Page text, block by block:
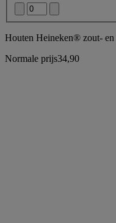
Houten Heineken® zout- en
Normale prijs34,90